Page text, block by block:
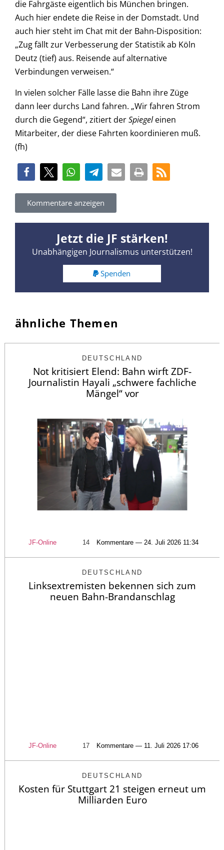
die Fahrgäste eigentlich bis München bringen.
Auch hier endete die Reise in der Domstadt. Und
auch hier steht im Chat mit der Bahn-Disposition:
„Zug fällt zur Verbesserung der Statistik ab Köln
Deutz (tief) aus. Reisende auf alternative
Verbindungen verweisen.“
In vielen solcher Fälle lasse die Bahn ihre Züge
dann leer durchs Land fahren. „Wir fahren Strom
durch die Gegend“, zitiert derSpiegeleinen
Mitarbeiter, der diese Fahrten koordinieren muß.
(fh)
Kommentare anzeigen
Jetzt die JF stärken!
Unabhängigen Journalismus unterstützen!
Spenden
ähnliche Themen
DEUTSCHLAND
Not kritisiert Elend: Bahn wirft ZDF-
Journalistin Hayali „schwere fachliche
Mängel“ vor
JF-Online 14 Kommentare — 24. Juli 2026 11:34
DEUTSCHLAND
Linksextremisten bekennen sich zum
neuen Bahn-Brandanschlag
JF-Online 17 Kommentare — 11. Juli 2026 17:06
DEUTSCHLAND
Kosten für Stuttgart 21 steigen erneut um
Milliarden Euro